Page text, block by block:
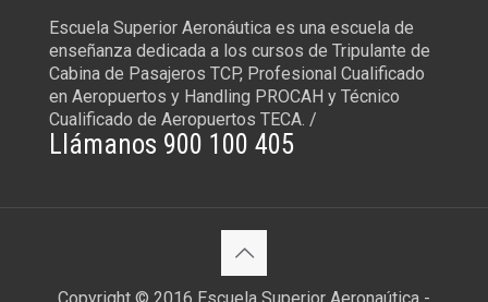
Escuela Superior Aeronáutica es una escuela de
enseñanza dedicada a los cursos de Tripulante de
Cabina de Pasajeros TCP, Profesional Cualificado
en Aeropuertos y Handling PROCAH y Técnico
Cualificado de Aeropuertos TECA. /
Llámanos 900 100 405